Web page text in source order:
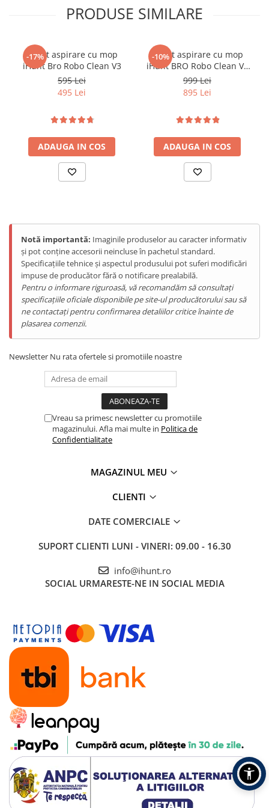
iHunt BRO Robo Clean V9
Dual-Laser AI
navigație inteligentă pentru o casă
impecabilă
PRODUSE SIMILARE
-17%
Robot aspirare cu mop
iHunt Bro Robo Clean V3
595 Lei
495 Lei
ADAUGA IN COS
-10%
Robot aspirare cu mop
iHunt BRO Robo Clean V6
AutoBase
999 Lei
895 Lei
ADAUGA IN COS
Notă importantă: Imaginile produselor au caracter informativ
și pot conține accesorii neincluse în pachetul standard.
Specificațiile tehnice și aspectul produsului pot suferi modificări
impuse de producător fără o notificare prealabilă.
Pentru o informare riguroasă, vă recomandăm să consultați
specificațiile oficiale disponibile pe site-ul producătorului sau să
ne contactați pentru confirmarea detaliilor critice înainte de
plasarea comenzii.
Newsletter Nu rata ofertele si promotiile noastre
Vreau sa primesc newsletter cu promotiile
magazinului. Afla mai multe in Politica de
Confidentialitate
MAGAZINUL MEU
CLIENTI
DATE COMERCIALE
SUPORT CLIENTI LUNI - VINERI: 09.00 - 16.30
info@ihunt.ro
SOCIAL URMARESTE-NE IN SOCIAL MEDIA